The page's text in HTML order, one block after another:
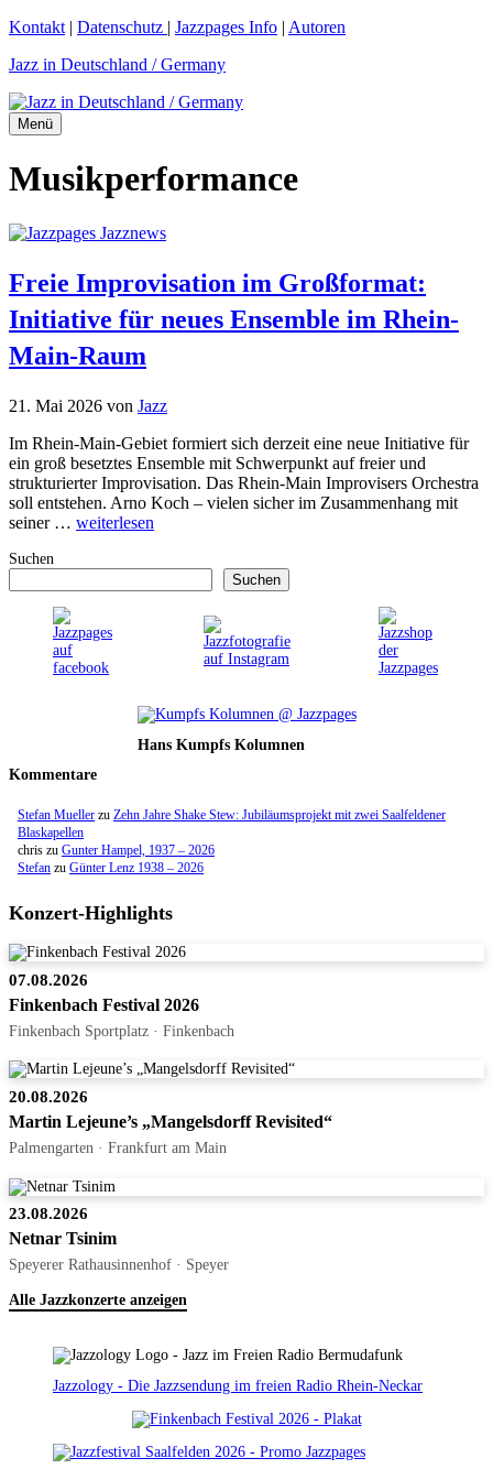
Zum
springen
Kontakt | Datenschutz | Jazzpages Info | Autoren
Jazz in Deutschland / Germany
Menü
Musikperformance
Freie Improvisation im Großformat:
Initiative für neues Ensemble im Rhein-
Main-Raum
21. Mai 2026 von Jazz
Im Rhein-Main-Gebiet formiert sich derzeit eine neue Initiative für
ein groß besetztes Ensemble mit Schwerpunkt auf freier und
strukturierter Improvisation. Das Rhein-Main Improvisers Orchestra
soll entstehen. Arno Koch – vielen sicher im Zusammenhang mit
seiner … weiterlesen
Suchen
Suchen
Hans Kumpfs Kolumnen
Kommentare
Stefan Mueller zu Zehn Jahre Shake Stew: Jubiläumsprojekt mit zwei Saalfeldener
Blaskapellen
chris zu Gunter Hampel, 1937 – 2026
Stefan zu Günter Lenz 1938 – 2026
Konzert-Highlights
07.08.2026
Finkenbach Festival 2026
Finkenbach Sportplatz · Finkenbach
20.08.2026
Martin Lejeune’s „Mangelsdorff Revisited“
Palmengarten · Frankfurt am Main
23.08.2026
Netnar Tsinim
Speyerer Rathausinnenhof · Speyer
Alle Jazzkonzerte anzeigen
Jazzology - Die Jazzsendung im freien Radio Rhein-Neckar